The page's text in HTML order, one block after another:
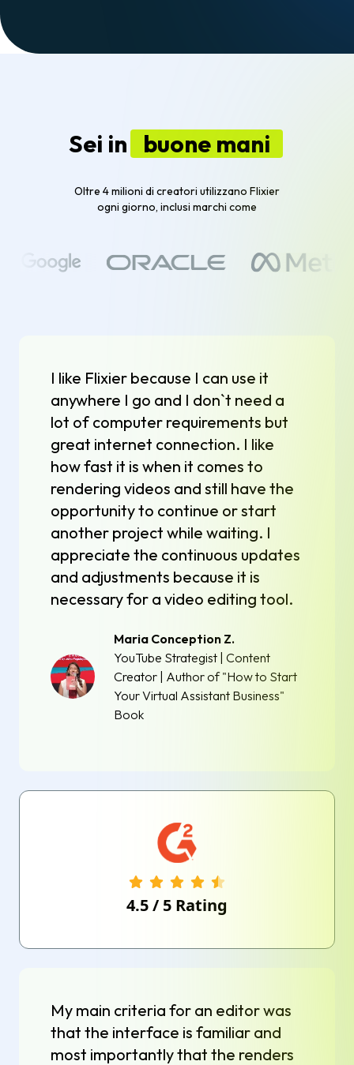
Sei in buone mani
Oltre 4 milioni di creatori utilizzano Flixier
ogni giorno, inclusi marchi come
I like Flixier because I can use it
anywhere I go and I don`t need a
lot of computer requirements but
great internet connection. I like
how fast it is when it comes to
rendering videos and still have the
opportunity to continue or start
another project while waiting. I
appreciate the continuous updates
and adjustments because it is
necessary for a video editing tool.
Maria Conception Z.
YouTube Strategist | Content
Creator | Author of "How to Start
Your Virtual Assistant Business"
Book
4.5/ 5 Rating
My main criteria for an editor was
that the interface is familiar and
most importantly that the renders